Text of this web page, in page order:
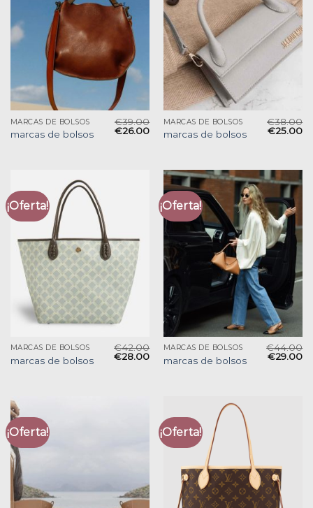
MARCAS DE BOLSOS
marcas de bolsos
€39.00
€26.00
MARCAS DE BOLSOS
marcas de bolsos
€38.00
€25.00
¡Oferta!
MARCAS DE BOLSOS
marcas de bolsos
€42.00
€28.00
¡Oferta!
MARCAS DE BOLSOS
marcas de bolsos
€44.00
€29.00
¡Oferta! ¡Oferta!